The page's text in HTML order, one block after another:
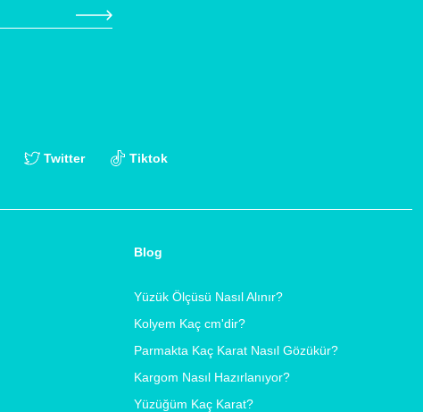
Twitter Tiktok
Blog
Yüzük Ölçüsü Nasıl Alınır?
Kolyem Kaç cm'dir?
Parmakta Kaç Karat Nasıl Gözükür?
Kargom Nasıl Hazırlanıyor?
Yüzüğüm Kaç Karat?